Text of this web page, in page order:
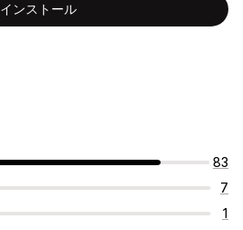
インストール
83
7
1